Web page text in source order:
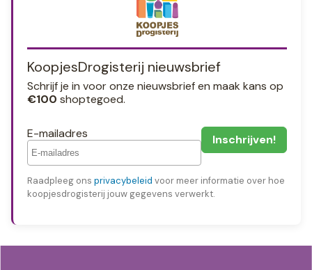
KoopjesDrogisterij nieuwsbrief
Schrijf je in voor onze nieuwsbrief en maak kans op
€100 shoptegoed.
E-mailadres
Raadpleeg ons privacybeleid voor meer informatie over hoe
koopjesdrogisterij jouw gegevens verwerkt.